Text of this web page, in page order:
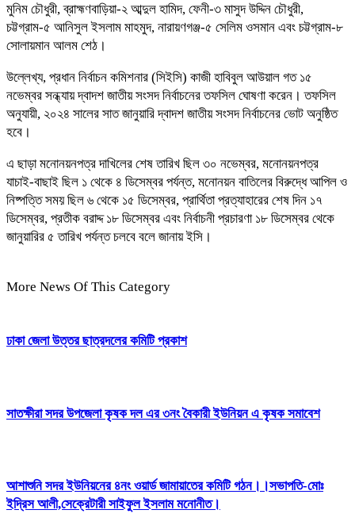
মুনিম চৌধুরী, ব্রাহ্মণবাড়িয়া-২ আব্দুল হামিদ, ফেনী-৩ মাসুদ উদ্দিন চৌধুরী,
চট্টগ্রাম-৫ আনিসুল ইসলাম মাহমুদ, নারায়ণগঞ্জ-৫ সেলিম ওসমান এবং চট্টগ্রাম-৮
সোলায়মান আলম শেঠ।
উল্লেখ্য, প্রধান নির্বাচন কমিশনার (সিইসি) কাজী হাবিবুল আউয়াল গত ১৫
নভেম্বর সন্ধ্যায় দ্বাদশ জাতীয় সংসদ নির্বাচনের তফসিল ঘোষণা করেন। তফসিল
অনুযায়ী, ২০২৪ সালের সাত জানুয়ারি দ্বাদশ জাতীয় সংসদ নির্বাচনের ভোট অনুষ্ঠিত
হবে।
এ ছাড়া মনোনয়নপত্র দাখিলের শেষ তারিখ ছিল ৩০ নভেম্বর, মনোনয়নপত্র
যাচাই-বাছাই ছিল ১ থেকে ৪ ডিসেম্বর পর্যন্ত, মনোনয়ন বাতিলের বিরুদ্ধে আপিল ও
নিষ্পত্তি সময় ছিল ৬ থেকে ১৫ ডিসেম্বর, প্রার্থিতা প্রত্যাহারের শেষ দিন ১৭
ডিসেম্বর, প্রতীক বরাদ্দ ১৮ ডিসেম্বর এবং নির্বাচনী প্রচারণা ১৮ ডিসেম্বর থেকে
জানুয়ারির ৫ তারিখ পর্যন্ত চলবে বলে জানায় ইসি।
More News Of This Category
ঢাকা জেলা উত্তর ছাত্রদলের কমিটি প্রকাশ
সাতক্ষীরা সদর উপজেলা কৃষক দল এর ৩নং বৈকারী ইউনিয়ন এ কৃষক সমাবেশ
আশাশুনি সদর ইউনিয়নের ৪নং ওয়ার্ড জামায়াতের কমিটি গঠন।।সভাপতি-মোঃ
ইদ্রিস আলী,সেক্রেটারী সাইফুল ইসলাম মনোনীত।